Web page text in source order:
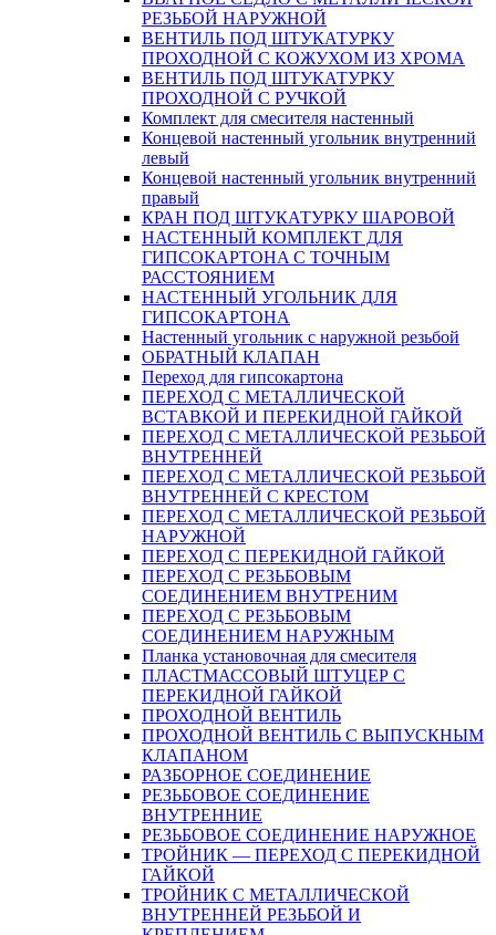
РЕЗЬБОЙ НАРУЖНОЙ
ВЕНТИЛЬ ПОД ШТУКАТУРКУ
ПРОХОДНОЙ С КОЖУХОМ ИЗ ХРОМА
ВЕНТИЛЬ ПОД ШТУКАТУРКУ
ПРОХОДНОЙ С РУЧКОЙ
Комплект для смесителя настенный
Концевой настенный угольник внутренний
левый
Концевой настенный угольник внутренний
правый
КРАН ПОД ШТУКАТУРКУ ШАРОВОЙ
НАСТЕННЫЙ КОМПЛЕКТ ДЛЯ
ГИПСОКАРТОНA С ТОЧНЫМ
РАССТОЯНИЕМ
НАСТЕННЫЙ УГОЛЬНИК ДЛЯ
ГИПСОКАРТОНА
Настенный угольник с наружной резьбой
ОБРАТНЫЙ КЛАПАН
Переход для гипсокартона
ПЕРЕХОД С МЕТАЛЛИЧЕСКОЙ
ВСТАВКОЙ И ПЕРЕКИДНОЙ ГАЙКОЙ
ПЕРЕХОД С МЕТАЛЛИЧЕСКОЙ РЕЗЬБОЙ
ВНУТРЕННЕЙ
ПЕРЕХОД С МЕТАЛЛИЧЕСКОЙ РЕЗЬБОЙ
ВНУТРЕННЕЙ С КРЕСТОМ
ПЕРЕХОД С МЕТАЛЛИЧЕСКОЙ РЕЗЬБОЙ
НАРУЖНОЙ
ПЕРЕХОД С ПЕРЕКИДНОЙ ГАЙКОЙ
ПЕРЕХОД С РЕЗЬБОВЫМ
СОЕДИНЕНИЕМ ВНУТРЕНИМ
ПЕРЕХОД С РЕЗЬБОВЫМ
СОЕДИНЕНИЕМ НАРУЖНЫМ
Планка установочная для смесителя
ПЛАСТМАССОВЫЙ ШТУЦЕР С
ПЕРЕКИДНОЙ ГАЙКОЙ
ПРОХОДНОЙ ВЕНТИЛЬ
ПРОХОДНОЙ ВЕНТИЛЬ С ВЫПУСКНЫМ
КЛАПАНОМ
РАЗБОРНОЕ СОЕДИНЕНИЕ
РЕЗЬБОВОЕ СОЕДИНЕНИЕ
ВНУТРЕННИЕ
РЕЗЬБОВОЕ СОЕДИНЕНИЕ НАРУЖНОЕ
ТРОЙНИК — ПЕРЕХОД С ПЕРЕКИДНОЙ
ГАЙКОЙ
ТРОЙНИК С МЕТАЛЛИЧЕСКОЙ
ВНУТРЕННЕЙ РЕЗЬБОЙ И